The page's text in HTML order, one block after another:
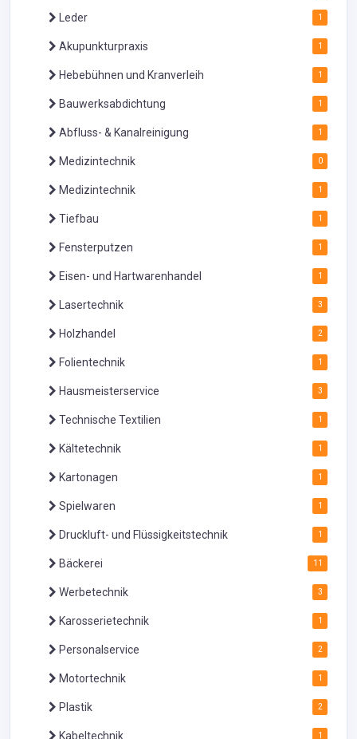
Leder 1
Akupunkturpraxis 1
Hebebühnen und Kranverleih 1
Bauwerksabdichtung 1
Abfluss- & Kanalreinigung 1
Medizintechnik 0
Medizintechnik 1
Tiefbau 1
Fensterputzen 1
Eisen- und Hartwarenhandel 1
Lasertechnik 3
Holzhandel 2
Folientechnik 1
Hausmeisterservice 3
Technische Textilien 1
Kältetechnik 1
Kartonagen 1
Spielwaren 1
Druckluft- und Flüssigkeitstechnik 1
Bäckerei 11
Werbetechnik 3
Karosserietechnik 1
Personalservice 2
Motortechnik 1
Plastik 2
Kabeltechnik 1